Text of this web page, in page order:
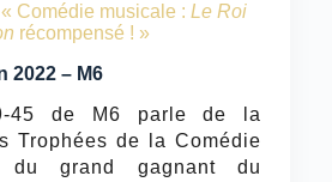
Comédie musicale : Le Roi
récompensé ! »
2022 – M6
45 de M6 parle de la
Trophées de la Comédie
du grand gagnant du